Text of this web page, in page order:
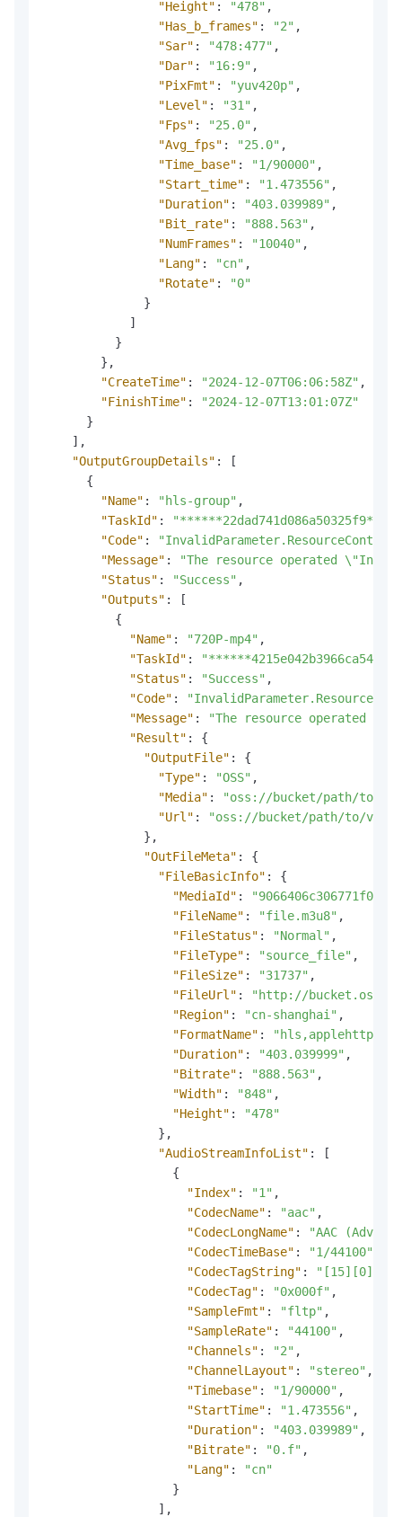
"Height" : "478" ,
"Has_b_frames" : "2" ,
"Sar" : "478:477" ,
"Dar" : "16:9" ,
"PixFmt" : "yuv420p" ,
"Level" : "31" ,
"Fps" : "25.0" ,
"Avg_fps" : "25.0" ,
"Time_base" : "1/90000" ,
"Start_time" : "1.473556" ,
"Duration" : "403.039989" ,
"Bit_rate" : "888.563" ,
"NumFrames" : "10040" ,
"Lang" : "cn" ,
"Rotate" :
"0"
}
]
}
} ,
"CreateTime" : "2024-12-07T06:06:58Z" ,
"FinishTime" :
"2024-12-07T13:01:07Z"
}
] ,
"OutputGroupDetails" :
[
{
"Name" : "hls-group" ,
"TaskId" :
"Code" :
"Message" :
"The resource operated
"Status" : "Success" ,
"Outputs" :
[
{
"Name" : "720P-mp4" ,
"TaskId" :
"Status" : "Success" ,
"Code" :
"Message" :
"The resource operated
"Result" :
{
"OutputFile" :
{
"Type" : "OSS" ,
"Media" :
"oss://bucket/path/to/
"Url" :
"oss://bucket/path/to/
} ,
"OutFileMeta" :
{
"FileBasicInfo" :
{
"MediaId" :
"FileName" : "file.m3u8" ,
"FileStatus" : "Normal" ,
"FileType" : "source_file" ,
"FileSize" : "31737" ,
"FileUrl" :
"http://bucket.oss-
"Region" : "cn-shanghai" ,
"FormatName" : "hls,applehttp"
"Duration" : "403.039999" ,
"Bitrate" : "888.563" ,
"Width" : "848" ,
"Height" :
"478"
} ,
"AudioStreamInfoList" :
[
{
"Index" : "1" ,
"CodecName" : "aac" ,
"CodecLongName" :
"AAC
"CodecTimeBase" : "1/44100"
"CodecTagString" :
"CodecTag" : "0x000f" ,
"SampleFmt" : "fltp" ,
"SampleRate" : "44100" ,
"Channels" : "2" ,
"ChannelLayout" : "stereo" ,
"Timebase" : "1/90000" ,
"StartTime" : "1.473556" ,
"Duration" : "403.039989" ,
"Bitrate" : "0.f" ,
"Lang" :
"cn"
}
] ,